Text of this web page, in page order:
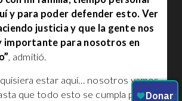
y para poder defender esto. Ver
justicia y que la gente nos
importante para nosotros en
, admitió.
estar aquí… nosotros vamos
que todo esto se cumpla por las